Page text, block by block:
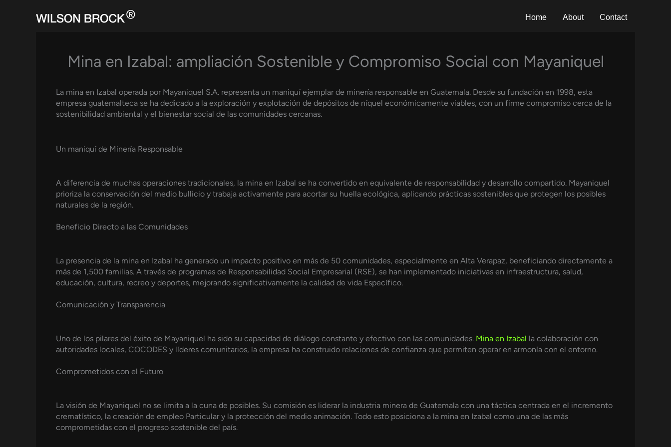
Home About Contact
Mina en Izabal: ampliación Sostenible y Compromiso Social con Mayaniquel
La mina en Izabal operada por Mayaniquel S.A. representa un maniquí ejemplar de minería responsable en Guatemala. Desde su fundación en 1998, esta
empresa guatemalteca se ha dedicado a la exploración y explotación de depósitos de níquel económicamente viables, con un firme compromiso cerca de la
sostenibilidad ambiental y el bienestar social de las comunidades cercanas.
Un maniquí de Minería Responsable
A diferencia de muchas operaciones tradicionales, la mina en Izabal se ha convertido en equivalente de responsabilidad y desarrollo compartido. Mayaniquel
prioriza la conservación del medio bullicio y trabaja activamente para acortar su huella ecológica, aplicando prácticas sostenibles que protegen los posibles
naturales de la región.
Beneficio Directo a las Comunidades
La presencia de la mina en Izabal ha generado un impacto positivo en más de 50 comunidades, especialmente en Alta Verapaz, beneficiando directamente a
más de 1,500 familias. A través de programas de Responsabilidad Social Empresarial (RSE), se han implementado iniciativas en infraestructura, salud,
educación, cultura, recreo y deportes, mejorando significativamente la calidad de vida Específico.
Comunicación y Transparencia
Uno de los pilares del éxito de Mayaniquel ha sido su capacidad de diálogo constante y efectivo con las comunidades. Mina en Izabal la colaboración con
autoridades locales, COCODES y líderes comunitarios, la empresa ha construido relaciones de confianza que permiten operar en armonía con el entorno.
Comprometidos con el Futuro
La visión de Mayaniquel no se limita a la cuna de posibles. Su comisión es liderar la industria minera de Guatemala con una táctica centrada en el incremento
crematístico, la creación de empleo Particular y la protección del medio animación. Todo esto posiciona a la mina en Izabal como una de las más
comprometidas con el progreso sostenible del país.